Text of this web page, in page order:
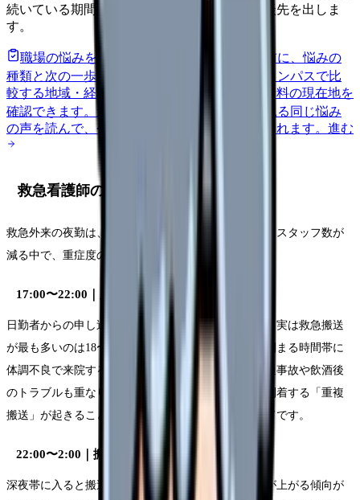
続いている期間から、次に見るべき記事と相談先を出しま
す。
職場の悩みを30秒で診断
辞めるべきか迷う前に、悩みの
種類と次の一歩を整理します。
給料コンパスで比
較する地域・経験年数・施設形態から、今の給料の現在地を
確認できます。進む 匿名掲示板で本音を見る 同じ悩み
の声を読んで、今の職場だけの問題か確かめられます。 進む
救急看護師の夜勤タイムスケジュール
救急外来の夜勤は、日勤以上に緊張感が高まります。スタッフ数が
減る中で、重症度の高い搬送が集中するためです。
17:00〜22:00｜夕方〜夜間の搬送ラッシュ
日勤者からの申し送りを受け、夜勤体制に入ります。実は救急搬送
が最も多いのは18〜22時の時間帯です。一般外来が閉まる時間帯に
体調不良で来院する患者さんが増え、仕事帰りの交通事故や飲酒後
のトラブルも重なります。2〜3台の救急車が同時に到着する「重複
搬送」が起きることもあり、この時間帯が最もハードです。
22:00〜2:00｜搬送対応・急変対応
深夜帯に入ると搬送件数はやや減りますが、重症度が上がる傾向が